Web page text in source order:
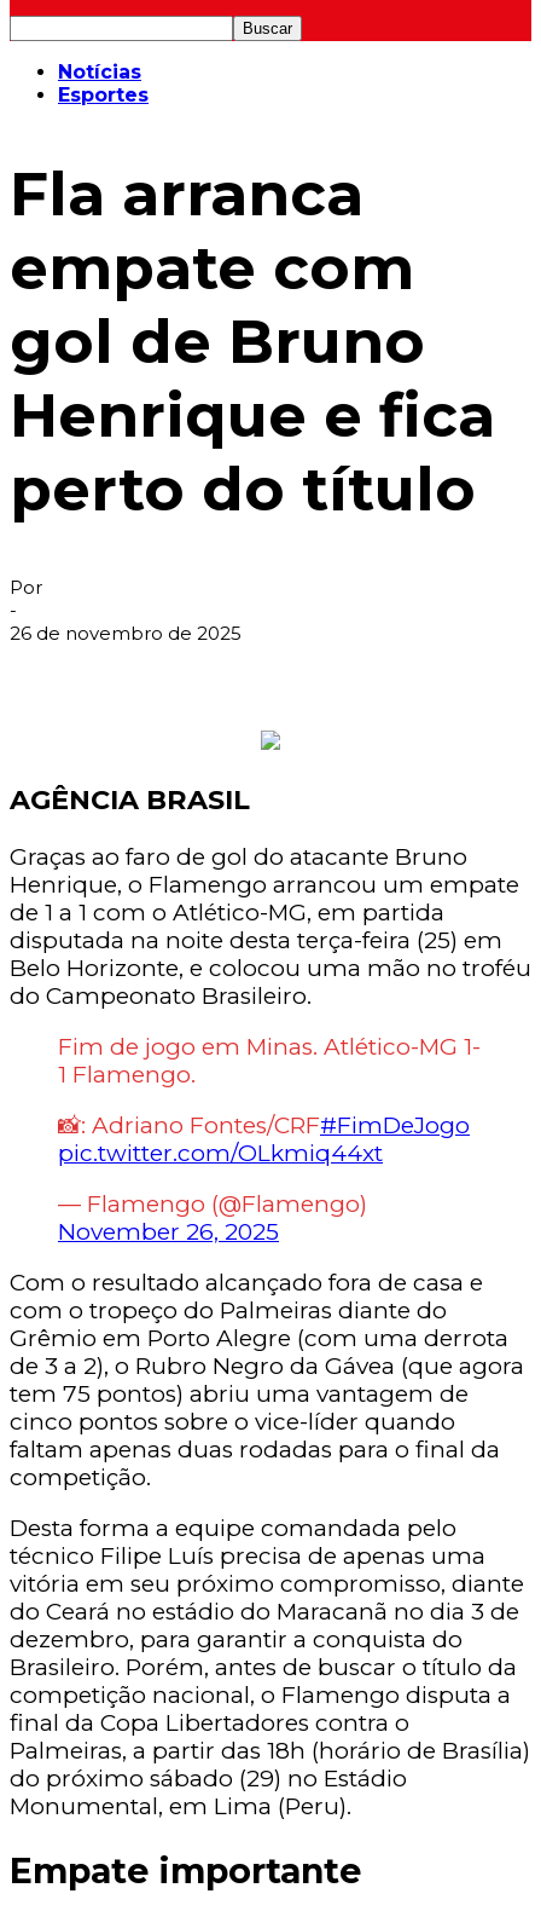
Notícias
Esportes
Fla arranca
empate com
gol de Bruno
Henrique e fica
perto do título
Por
-
26 de novembro de 2025
AGÊNCIA BRASIL
Graças ao faro de gol do atacante Bruno
Henrique, o Flamengo arrancou um empate
de 1 a 1 com o Atlético-MG, em partida
disputada na noite desta terça-feira (25) em
Belo Horizonte, e colocou uma mão no troféu
do Campeonato Brasileiro.
Fim de jogo em Minas. Atlético-MG 1-
1 Flamengo.
📸: Adriano Fontes/CRF#FimDeJogo
pic.twitter.com/OLkmiq44xt
— Flamengo (@Flamengo)
November 26, 2025
Com o resultado alcançado fora de casa e
com o tropeço do Palmeiras diante do
Grêmio em Porto Alegre (com uma derrota
de 3 a 2), o Rubro Negro da Gávea (que agora
tem 75 pontos) abriu uma vantagem de
cinco pontos sobre o vice-líder quando
faltam apenas duas rodadas para o final da
competição.
Desta forma a equipe comandada pelo
técnico Filipe Luís precisa de apenas uma
vitória em seu próximo compromisso, diante
do Ceará no estádio do Maracanã no dia 3 de
dezembro, para garantir a conquista do
Brasileiro. Porém, antes de buscar o título da
competição nacional, o Flamengo disputa a
final da Copa Libertadores contra o
Palmeiras, a partir das 18h (horário de Brasília)
do próximo sábado (29) no Estádio
Monumental, em Lima (Peru).
Empate importante